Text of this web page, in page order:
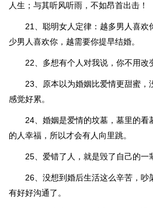
人生；与其听风听雨，不如昂首出击！
21、聪明女人定律：越多男人喜欢
少男人喜欢你，越需要你提早结婚。
22、多想有个人对我说，你不用改
23、原本以为婚姻比爱情更甜蜜，
感觉好累。
24、婚姻是爱情的坟墓，墓里的看
的人幸福，所以才会有人向里跳。
25、爱错了人，就是毁了自己的一
26、没想到婚后生活这么辛苦，吵
有好好沟通了。